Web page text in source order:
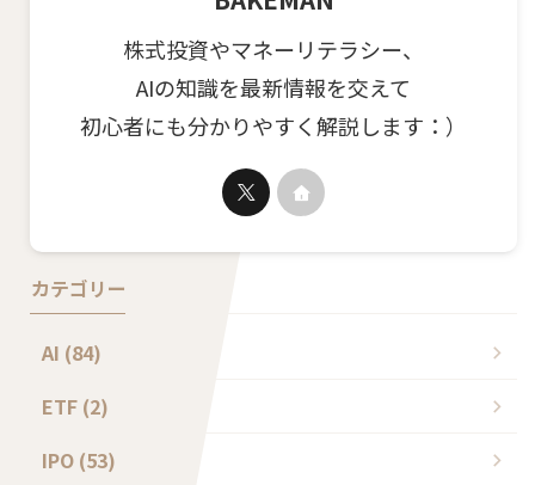
株式投資やマネーリテラシー、
AIの知識を最新情報を交えて
初心者にも分かりやすく解説します：）
カテゴリー
AI (84)
ETF (2)
IPO (53)